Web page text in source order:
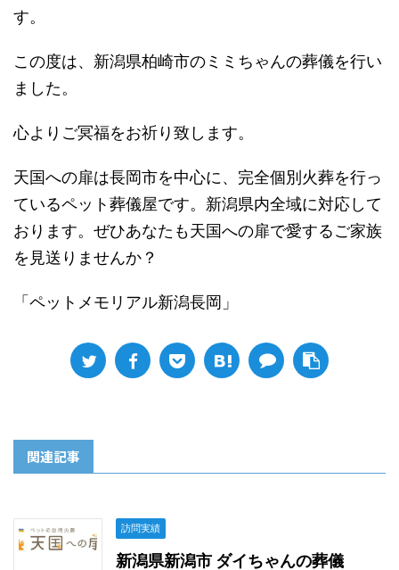
す。
この度は、新潟県柏崎市のミミちゃんの葬儀を行い
ました。
心よりご冥福をお祈り致します。
天国への扉は長岡市を中心に、完全個別火葬を行っ
ているペット葬儀屋です。新潟県内全域に対応して
おります。ぜひあなたも天国への扉で愛するご家族
を見送りませんか？
「ペットメモリアル新潟長岡」
関連記事
訪問実績
新潟県新潟市 ダイちゃんの葬儀